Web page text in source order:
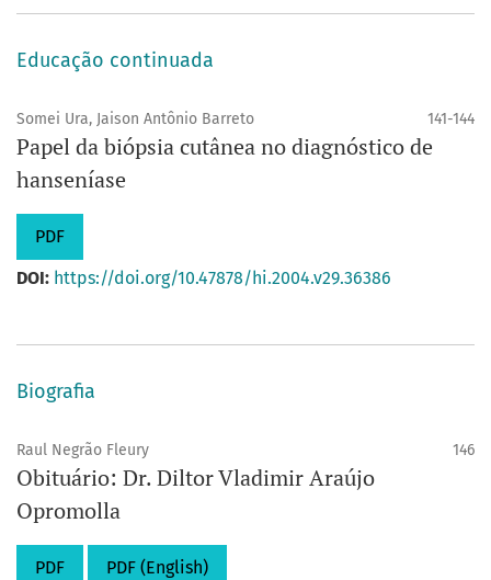
Educação continuada
Somei Ura, Jaison Antônio Barreto 141-144
Papel da biópsia cutânea no diagnóstico de
hanseníase
PDF
DOI: https://doi.org/10.47878/hi.2004.v29.36386
Biografia
Raul Negrão Fleury 146
Obituário: Dr. Diltor Vladimir Araújo
Opromolla
PDF PDF (English)